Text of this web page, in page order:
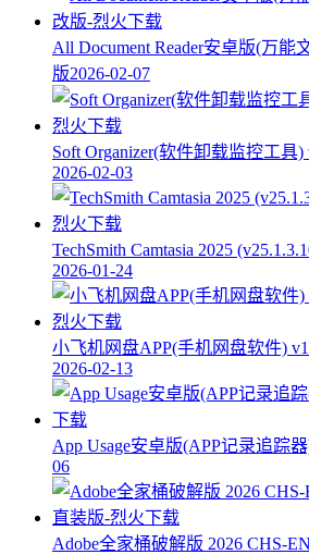
All Document Reader安卓版(万能
版2026-02-07
Soft Organizer(软件卸载监控工具
2026-02-03
TechSmith Camtasia 2025
2026-01-24
小飞机网盘APP(手机网盘软件)
2026-02-13
App Usage安卓版(APP记录追踪
06
Adobe全家桶破解版 2026 CHS-